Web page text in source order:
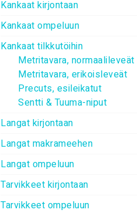
Kankaat kirjontaan
Kankaat ompeluun
Kankaat tilkkutöihin
Metritavara, normaalileveät
Metritavara, erikoisleveät
Precuts, esileikatut
Sentti & Tuuma-niput
Langat kirjontaan
Langat makrameehen
Langat ompeluun
Tarvikkeet kirjontaan
Tarvikkeet ompeluun